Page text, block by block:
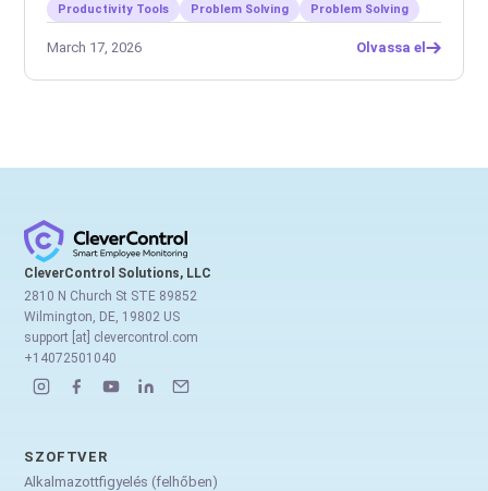
Productivity Tools
Problem Solving Problem Solving
March 17, 2026 Olvassa el
CleverControl Solutions, LLC
2810 N Church St STE 89852
Wilmington, DE, 19802 US
support [at] clevercontrol.com
+14072501040
SZOFTVER
Alkalmazottfigyelés (felhőben)